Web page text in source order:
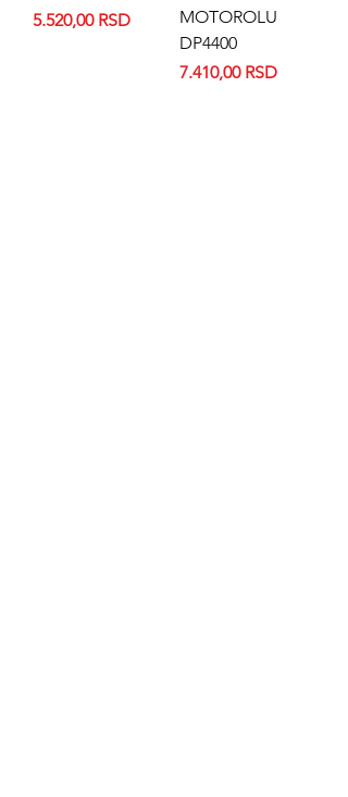
Price
5.520,00 RSD
MOTOROLU
DP4400
Price
7.410,00 RSD